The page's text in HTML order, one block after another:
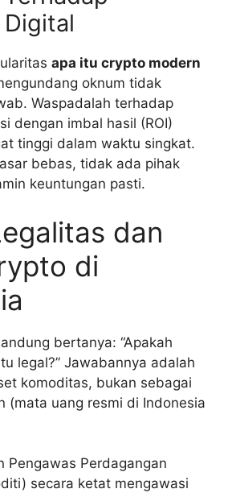
apa itu crypto modern
oknum tidak
Waspadalah terhadap
dengan imbal hasil (ROI)
tinggi dalam waktu singkat.
bebas, tidak ada pihak
keuntungan pasti.
dan
di
bertanya: “Apakah
legal?” Jawabannya adalah
komoditas, bukan sebagai
(mata uang resmi di Indonesia
Pengawas Perdagangan
secara ketat mengawasi